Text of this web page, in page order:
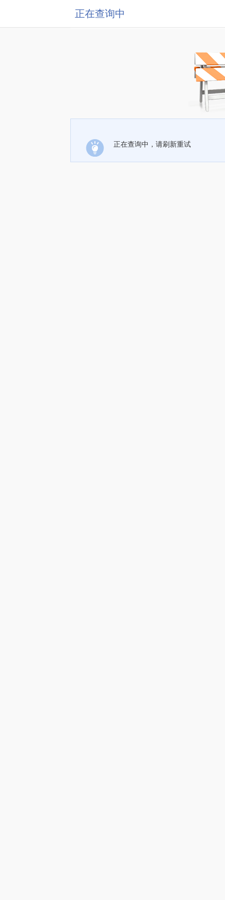
正在查询中
正在查询中，请刷新重试